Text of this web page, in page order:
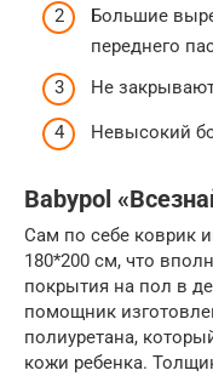
Большие
переднего
Не
Невысокий
Babypol
Сам по себе коврик
180*200 см, что
покрытия на пол в
помощник
полиуретана,
кожи ребенка.